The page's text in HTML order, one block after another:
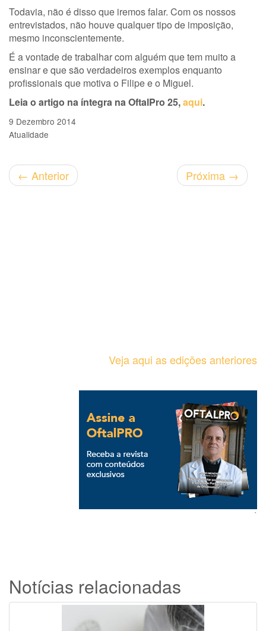
Todavia, não é disso que iremos falar. Com os nossos
entrevistados, não houve qualquer tipo de imposição,
mesmo inconscientemente.
É a vontade de trabalhar com alguém que tem muito a
ensinar e que são verdadeiros exemplos enquanto
profissionais que motiva o Filipe e o Miguel.
Leia o artigo na íntegra na OftalPro 25,aqui.
9 Dezembro 2014
Atualidade
← Anterior Próxima →
Veja aqui as edições anteriores
`
Notícias relacionadas